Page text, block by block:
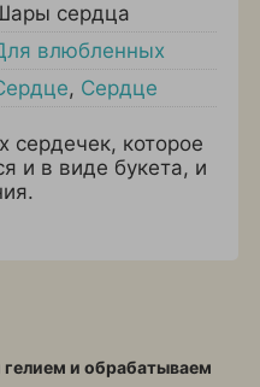
сердца
влюбленных
, Сердце
сердечек, которое
и в виде букета, и
гелием и обрабатываем